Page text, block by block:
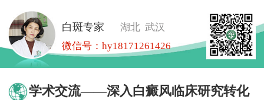
白斑专家
湖北 武汉
微信号： hy18171261426
学术交流——深入白癜风临床研究转化